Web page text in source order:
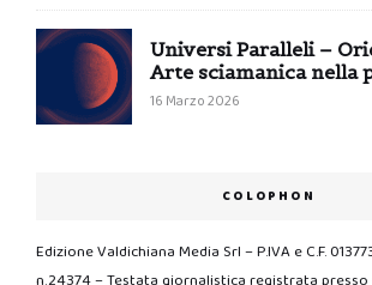
Universi Paralleli –
Arte sciamanica nella
16 Marzo 2026
COLOPHON
Edizione Valdichiana Media Srl – P.IVA e C.F.